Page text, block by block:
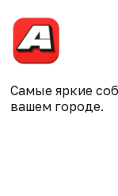
Самые яркие
вашем городе.